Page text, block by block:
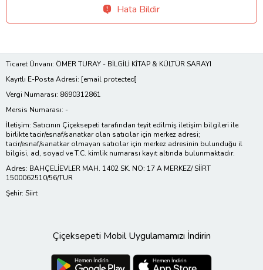
Hata Bildir
Ticaret Ünvanı: ÖMER TURAY - BİLGİLİ KİTAP & KÜLTÜR SARAYI
Kayıtlı E-Posta Adresi: [email protected]
Vergi Numarası: 8690312861
Mersis Numarası: -
İletişim: Satıcının Çiçeksepeti tarafından teyit edilmiş iletişim bilgileri ile
birlikte tacir/esnaf/sanatkar olan satıcılar için merkez adresi;
tacir/esnaf/sanatkar olmayan satıcılar için merkez adresinin bulunduğu il
bilgisi, ad, soyad ve T.C. kimlik numarası kayıt altında bulunmaktadır.
Adres: BAHÇELİEVLER MAH. 1402 SK. NO: 17 A MERKEZ/ SİİRT
1500062510/56/TUR
Şehir: Siirt
Çiçeksepeti Mobil Uygulamamızı İndirin